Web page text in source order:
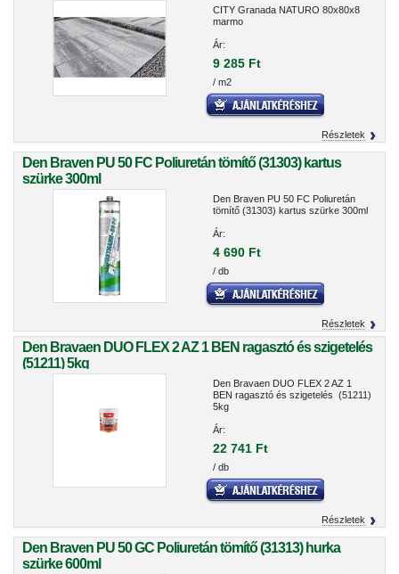
CITY Granada NATURO 80x80x8
marmo
Ár:
9 285 Ft
/ m2
Részletek
Den Braven PU 50 FC Poliuretán tömítő (31303) kartus
szürke 300ml
Den Braven PU 50 FC Poliuretán
tömítő (31303) kartus szürke 300ml
Ár:
4 690 Ft
/ db
Részletek
Den Bravaen DUO FLEX 2 AZ 1 BEN ragasztó és szigetelés
(51211) 5kg
Den Bravaen DUO FLEX 2 AZ 1
BEN ragasztó és szigetelés (51211)
5kg
Ár:
22 741 Ft
/ db
Részletek
Den Braven PU 50 GC Poliuretán tömítő (31313) hurka
szürke 600ml